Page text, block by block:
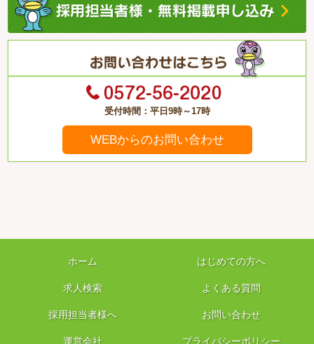
受付時間：平日9時～17時
WEBからのお問い合わせ
ホーム はじめての方へ
求人検索 よくある質問
採用担当者様へ お問い合わせ
運営会社 プライバシーポリシー